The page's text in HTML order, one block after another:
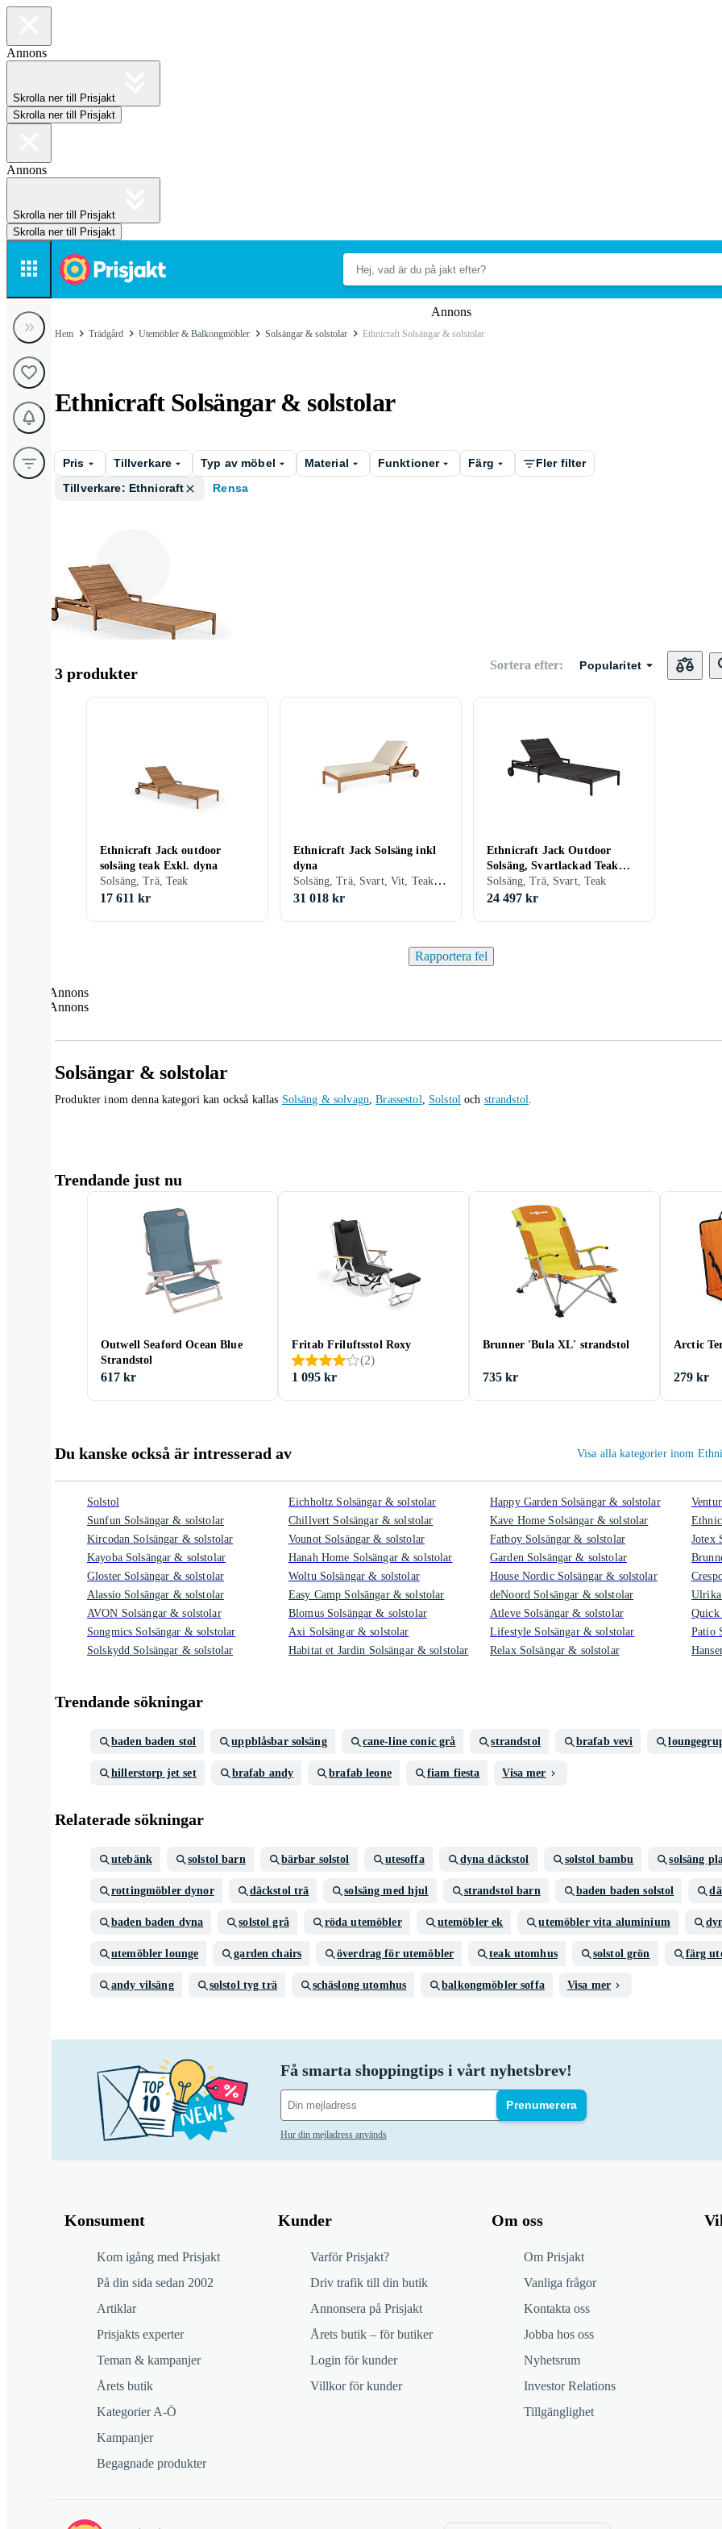
Annons
Skrolla ner till Prisjakt
Skrolla ner till Prisjakt
Annons
Skrolla ner till Prisjakt
Skrolla ner till Prisjakt
Annons
Hem Trädgård Utemöbler & Balkongmöbler Solsängar & solstolar Ethnicraft Solsängar & solstolar
Ethnicraft Solsängar & solstolar
Pris Tillverkare Typ av möbel Material Funktioner Färg
Fler filter
Tillverkare: Ethnicraft
Rensa
Solsäng
3 produkter Sortera efter: Popularitet
Ethnicraft Jack outdoor
solsäng teak Exkl. dyna
Solsäng, Trä, Teak
17 611 kr
Ethnicraft Jack Solsäng inkl
dyna
Solsäng, Trä, Svart, Vit, Teak, Trä/natur
31 018 kr
Ethnicraft Jack Outdoor
Solsäng, Svartlackad Teak
Svart
Solsäng, Trä, Svart, Teak
24 497 kr
Rapportera fel
Annons
Annons
Solsängar & solstolar
Produkter inom denna kategori kan också kallas Solsäng & solvagn,Brassestol, Solstoloch strandstol.
Trendande just nu
Outwell Seaford Ocean Blue
Strandstol
617 kr
Fritab Friluftsstol Roxy
(2)
1 095 kr
Brunner 'Bula XL' strandstol
735 kr
Arctic
279 kr
Du kanske också är intresserad av Visa alla kategorier inom
Solstol
Sunfun Solsängar & solstolar
Kircodan Solsängar & solstolar
Kayoba Solsängar & solstolar
Gloster Solsängar & solstolar
Alassio Solsängar & solstolar
AVON Solsängar & solstolar
Songmics Solsängar & solstolar
Solskydd Solsängar & solstolar
Eichholtz Solsängar & solstolar
Chillvert Solsängar & solstolar
Vounot Solsängar & solstolar
Hanah Home Solsängar & solstolar
Woltu Solsängar & solstolar
Easy Camp Solsängar & solstolar
Blomus Solsängar & solstolar
Axi Solsängar & solstolar
Habitat et Jardin Solsängar & solstolar
Happy Garden Solsängar & solstolar
Kave Home Solsängar & solstolar
Fatboy Solsängar & solstolar
Garden Solsängar & solstolar
House Nordic Solsängar & solstolar
deNoord Solsängar & solstolar
Atleve Solsängar & solstolar
Lifestyle Solsängar & solstolar
Relax Solsängar & solstolar
Jotex
Ulrika
Quick
Patio
Trendande sökningar
baden baden stol uppblåsbar solsäng cane-line conic grå strandstol brafab vevi
hillerstorp jet set brafab andy brafab leone fiam fiesta Visa mer
Relaterade sökningar
utebänk solstol barn bärbar solstol utesoffa dyna däckstol solstol bambu solsäng
rottingmöbler dynor däckstol trä solsäng med hjul strandstol barn baden baden solstol
baden baden dyna solstol grå röda utemöbler utemöbler ek utemöbler vita aluminium
utemöbler lounge garden chairs överdrag för utemöbler teak utomhus solstol grön färg
andy vilsäng solstol tyg trä schäslong utomhus balkongmöbler soffa Visa mer
Få smarta shoppingtips i vårt nyhetsbrev!
Prenumerera
Hur din mejladress används
Konsument
Kom igång med Prisjakt
På din sida sedan 2002
Artiklar
Prisjakts experter
Teman & kampanjer
Årets butik
Kategorier A-Ö
Kampanjer
Begagnade produkter
Kunder
Varför Prisjakt?
Driv trafik till din butik
Annonsera på Prisjakt
Årets butik – för butiker
Login för kunder
Villkor för kunder
Om oss
Om Prisjakt
Vanliga frågor
Kontakta oss
Jobba hos oss
Nyhetsrum
Investor Relations
Tillgänglighet